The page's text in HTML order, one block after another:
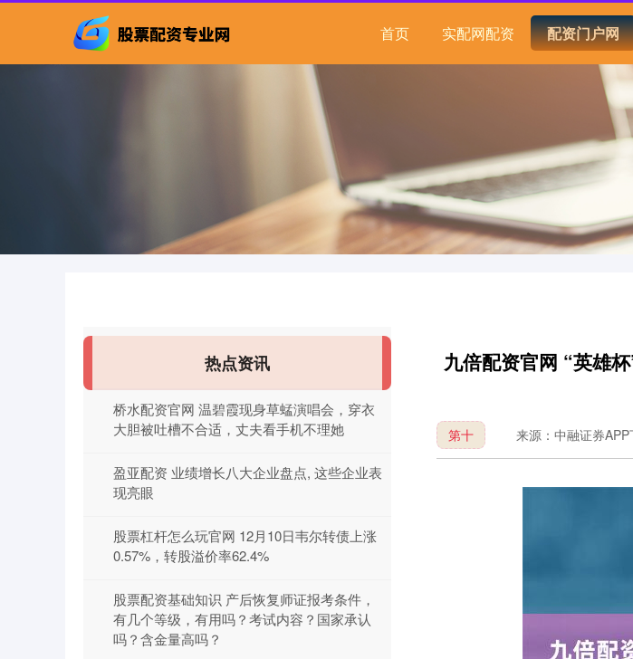
首页 实配网配资 配资门户网
九倍配资官网 “英雄
第十 来源：中融证券APP
热点资讯
桥水配资官网 温碧霞现身草蜢演唱会，穿衣
大胆被吐槽不合适，丈夫看手机不理她
盈亚配资 业绩增长八大企业盘点, 这些企业表
现亮眼
股票杠杆怎么玩官网 12月10日韦尔转债上涨
0.57%，转股溢价率62.4%
股票配资基础知识 产后恢复师证报考条件，
有几个等级，有用吗？考试内容？国家承认
吗？含金量高吗？